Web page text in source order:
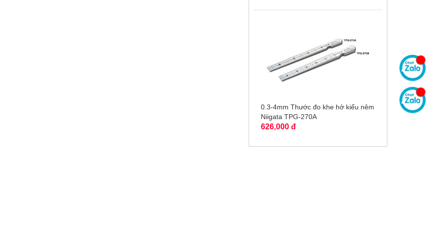
0.3-4mm Thước đo khe hở kiểu nêm
Niigata TPG-270A
626,000 đ